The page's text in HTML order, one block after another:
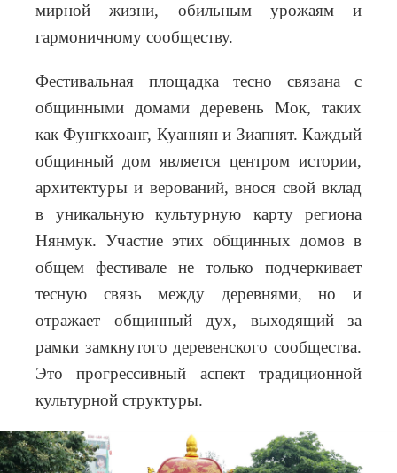
мирной жизни, обильным урожаям и
гармоничному сообществу.
Фестивальная площадка тесно связана с
общинными домами деревень Мок, таких
как Фунгкхоанг, Куаннян и Зиапнят. Каждый
общинный дом является центром истории,
архитектуры и верований, внося свой вклад
в уникальную культурную карту региона
Нянмук. Участие этих общинных домов в
общем фестивале не только подчеркивает
тесную связь между деревнями, но и
отражает общинный дух, выходящий за
рамки замкнутого деревенского сообщества.
Это прогрессивный аспект традиционной
культурной структуры.